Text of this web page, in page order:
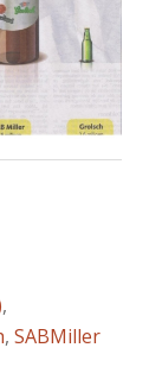
,
, SABMiller